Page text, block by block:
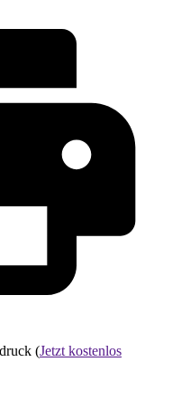
(Jetzt kostenlos